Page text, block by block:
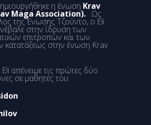
η ένωση Krav
Maga Association). Ως
της Ένωσης Τζούντο, ο Eli
στην ίδρυση των
επιτροπών και των
κατατάξεως στην ένωση Krav
απένειμε τις πρώτες δύο
σε μαθητές του: